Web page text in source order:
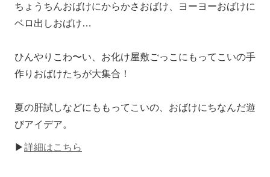
ちょうちんおばけにからかさおばけ、ヨーヨーおばけに
ベロ出しおばけ…
ひんやりこわ〜い、お化け屋敷ごっこにもってこいの手
作りおばけたちが大集合！
夏の肝試しなどにももってこいの、おばけにちなんだ遊
びアイデア。
▶詳細はこちら